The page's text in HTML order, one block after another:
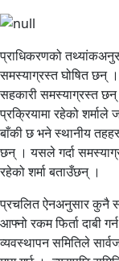
प्राधिकरणको
समस्याग्रस्त घोषित छन्
सहकारी समस्याग्रस्त
प्रक्रियामा रहेको शर्माले
बाँकी छ भने स्थानीय
छन् । यसले गर्दा
रहेको शर्मा बताउँछन् ।
प्रचलित ऐनअनुसार कुनै
आफ्नो रकम फिर्ता दाबी
व्यवस्थापन समितिले